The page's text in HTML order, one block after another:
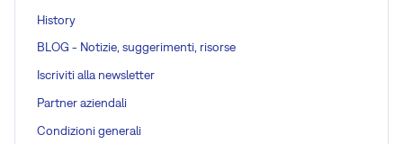
History
BLOG - Notizie, suggerimenti, risorse
Iscriviti alla newsletter
Partner aziendali
Condizioni generali